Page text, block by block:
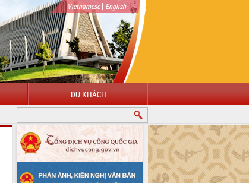
Vietnamese| English
DU KHÁCH